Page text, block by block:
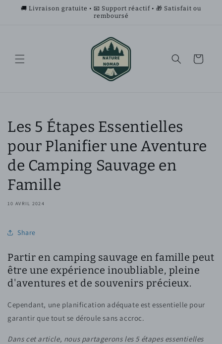
passer
🚚 Livraison gratuite • 📧 Support réactif • 🎁 Satisfait ou
remboursé
Panier
Les 5 Étapes Essentielles
pour Planifier une Aventure
de Camping Sauvage en
Famille
10 AVRIL 2024
Share
Partir en camping sauvage en famille peut
être une expérience inoubliable, pleine
d'aventures et de souvenirs précieux.
Cependant, une planification adéquate est essentielle pour
garantir que tout se déroule sans accroc.
Dans cet article, nous partagerons les 5 étapes essentielles